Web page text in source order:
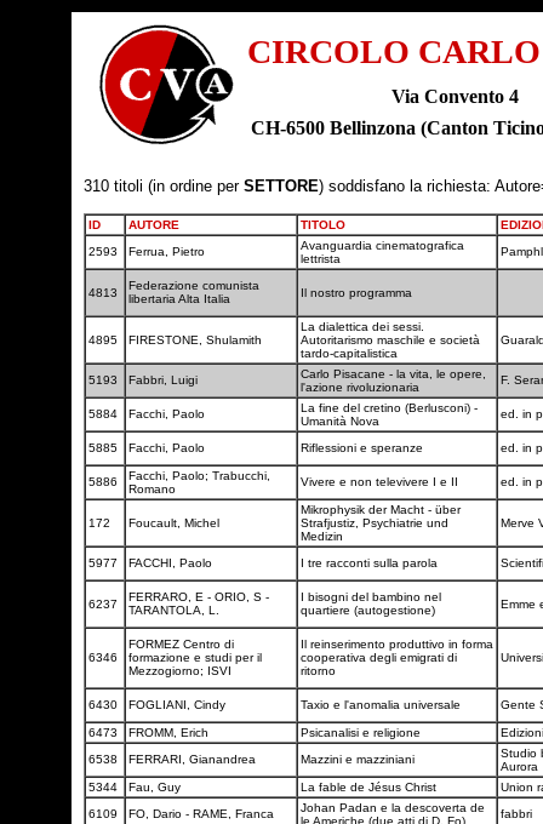
CIRCOLO
Via Convento 4
CH-6500 Bellinzona (Canton
310 titoli (in ordine per SETTORE) soddisfano la richiesta:
ID AUTORE TITOLO
2593
Ferrua, Pietro
Avanguardia cinematografica
lettrista
4813
Federazione comunista
libertaria Alta Italia
Il nostro programma
4895 FIRESTONE, Shulamith
La dialettica dei sessi.
Autoritarismo maschile e società
tardo-capitalistica
5193 Fabbri, Luigi
Carlo Pisacane - la vita, le opere,
l'azione rivoluzionaria
F.
5884 Facchi, Paolo
La fine del cretino (Berlusconi) -
Umanità Nova
ed. in
5885 Facchi, Paolo Riflessioni e speranze ed. in
5886
Facchi, Paolo; Trabucchi,
Romano
Vivere e non televivere I e II ed. in
172 Foucault, Michel
Mikrophysik der Macht - über
Strafjustiz, Psychiatrie und
Medizin
Merve
5977 FACCHI, Paolo I tre racconti sulla parola
6237
FERRARO, E - ORIO, S -
TARANTOLA, L.
I bisogni del bambino nel
quartiere (autogestione)
Emme
6346
FORMEZ Centro di
formazione e studi per il
Mezzogiorno; ISVI
Il reinserimento produttivo in forma
cooperativa degli emigrati di
ritorno
6430 FOGLIANI, Cindy Taxio e l'anomalia universale Gente
6473 FROMM, Erich Psicanalisi e religione
6538
FERRARI, Gianandrea Mazzini e mazziniani
Studio
Aurora
5344
Fau, Guy La fable de Jésus Christ
Union
6109
FO, Dario - RAME, Franca
Johan Padan e la descoverta de
le Americhe (due atti di D. Fo)
fabbri